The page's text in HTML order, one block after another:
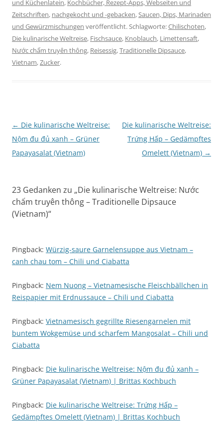
und Küchenlatein, Kochbücher, Rezept-Apps, Webseiten und
Zeitschriften, nachgekocht und -gebacken,Saucen, Dips, Marinaden
und Gewürzmischungen veröffentlicht. Schlagworte:Chilischoten,
Die kulinarische Weltreise, Fischsauce, Knoblauch, Limettensaft,
Nước chấm truyên thông, Reisessig,Traditionelle Dipsauce,
Vietnam,Zucker.
Beitragsnavigation
← Die kulinarische Weltreise:
Nộm đu đủ xanh – Grüner
Papayasalat (Vietnam)
Die kulinarische Weltreise:
Trứng Hấp – Gedämpftes
Omelett (Vietnam) →
23 Gedanken zu „Die kulinarische Weltreise: Nước
chấm truyên thông – Traditionelle Dipsauce
(Vietnam)“
Pingback: Würzig-saure Garnelensuppe aus Vietnam –
canh chau tom – Chili und Ciabatta
Pingback: Nem Nuong – Vietnamesische Fleischbällchen in
Reispapier mit Erdnussauce – Chili und Ciabatta
Pingback: Vietnamesisch gegrillte Riesengarnelen mit
buntem Wokgemüse und scharfem Mangosalat – Chili und
Ciabatta
Pingback: Die kulinarische Weltreise: Nộm đu đủ xanh –
Grüner Papayasalat (Vietnam) | Brittas Kochbuch
Pingback: Die kulinarische Weltreise: Trứng Hấp –
Gedämpftes Omelett (Vietnam) | Brittas Kochbuch